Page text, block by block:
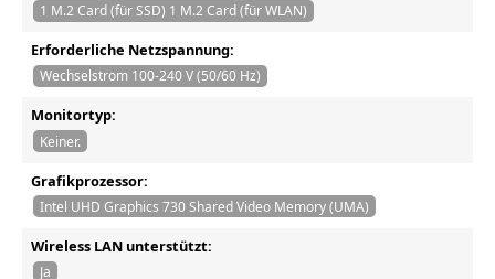
1 M.2 Card (für SSD) 1 M.2 Card (für WLAN)
Erforderliche Netzspannung:
Wechselstrom 100-240 V (50/60 Hz)
Monitortyp:
Keiner.
Grafikprozessor:
Intel UHD Graphics 730 Shared Video Memory (UMA)
Wireless LAN unterstützt:
Ja